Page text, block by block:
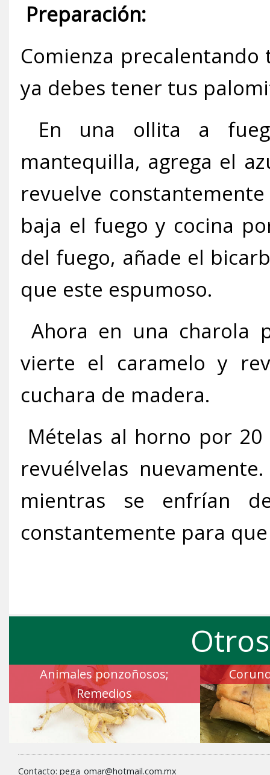
Preparación:
Comienza
ya debes tener tus
En una ollita a
mantequilla, agrega el
revuelve
baja el fuego y cocina
del fuego, añade el
que este espumoso.
Ahora en una charola
vierte el caramelo y
cuchara de madera.
Mételas al horno por
revuélvelas
mientras se enfrían
constantemente para
Animales ponzoñosos;
Remedios
Contacto: pega_omar@hotmail.com.mx